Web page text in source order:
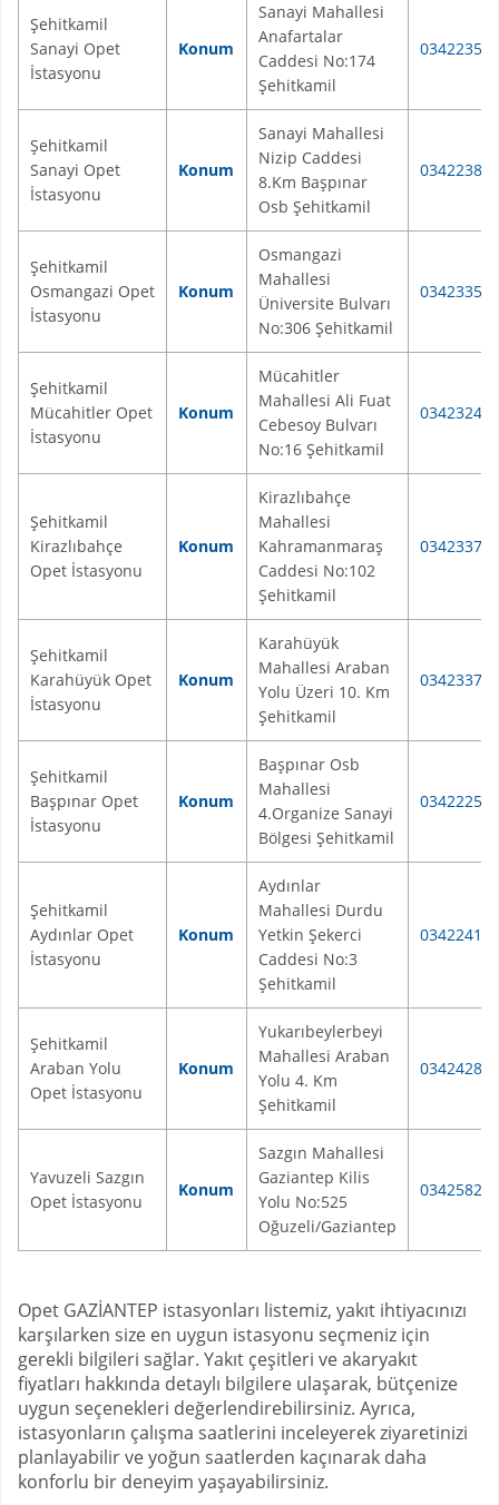
Şehitkamil
Sanayi Opet
İstasyonu
Konum
Sanayi Mahallesi
Anafartalar
Caddesi No:174
Şehitkamil
Şehitkamil
Sanayi Opet
İstasyonu
Konum
Sanayi Mahallesi
Nizip Caddesi
8.Km Başpınar
Osb Şehitkamil
Şehitkamil
Osmangazi Opet
İstasyonu
Konum
Osmangazi
Mahallesi
Üniversite Bulvarı
No:306 Şehitkamil
Şehitkamil
Mücahitler Opet
İstasyonu
Konum
Mücahitler
Mahallesi Ali Fuat
Cebesoy Bulvarı
No:16 Şehitkamil
Şehitkamil
Kirazlıbahçe
Opet İstasyonu
Konum
Kirazlıbahçe
Mahallesi
Kahramanmaraş
Caddesi No:102
Şehitkamil
Şehitkamil
Karahüyük Opet
İstasyonu
Konum
Karahüyük
Mahallesi Araban
Yolu Üzeri 10. Km
Şehitkamil
Şehitkamil
Başpınar Opet
İstasyonu
Konum
Başpınar Osb
Mahallesi
4.Organize Sanayi
Bölgesi Şehitkamil
Şehitkamil
Aydınlar Opet
İstasyonu
Konum
Aydınlar
Mahallesi Durdu
Yetkin Şekerci
Caddesi No:3
Şehitkamil
Şehitkamil
Araban Yolu
Opet İstasyonu
Konum
Yukarıbeylerbeyi
Mahallesi Araban
Yolu 4. Km
Şehitkamil
Yavuzeli Sazgın
Opet İstasyonu
Konum
Sazgın Mahallesi
Gaziantep Kilis
Yolu No:525
Oğuzeli/Gaziantep
Opet GAZİANTEP istasyonları listemiz, yakıt ihtiyacınızı
karşılarken size en uygun istasyonu seçmeniz için
gerekli bilgileri sağlar. Yakıt çeşitleri ve akaryakıt
fiyatları hakkında detaylı bilgilere ulaşarak, bütçenize
uygun seçenekleri değerlendirebilirsiniz. Ayrıca,
istasyonların çalışma saatlerini inceleyerek ziyaretinizi
planlayabilir ve yoğun saatlerden kaçınarak daha
konforlu bir deneyim yaşayabilirsiniz.